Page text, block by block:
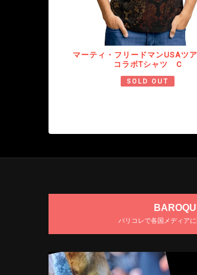
マーティ・フリードマンUSAツ
コラボTシャツ C
SOLD OUT
パリコレで各国メディア